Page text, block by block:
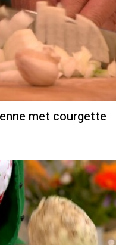
met courgette